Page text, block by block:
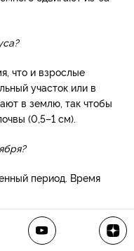
что и взрослые
участок или в
в землю, так чтобы
(0,5–1 см).
период. Время
через два месяца